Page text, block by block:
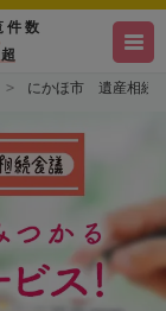
件数
超
にかほ市 遺産相続